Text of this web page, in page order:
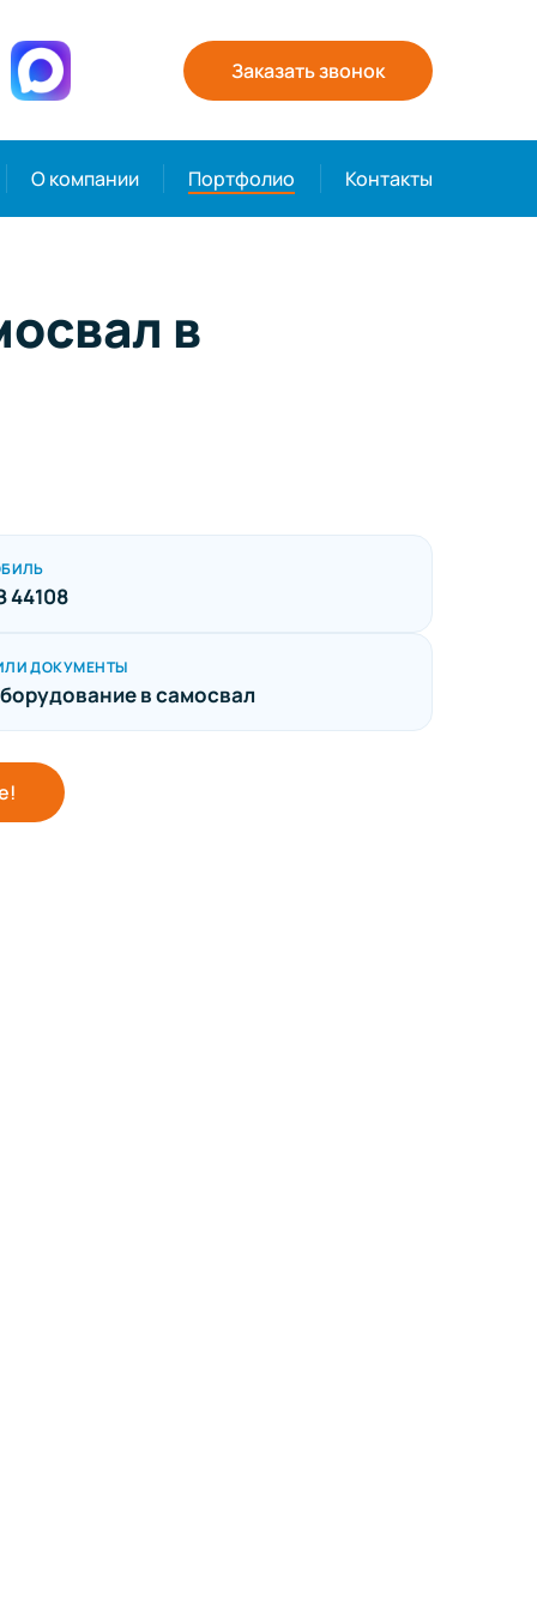
Заказать звонок
О компании Портфолио Контакты
в
ДОКУМЕНТЫ
в самосвал